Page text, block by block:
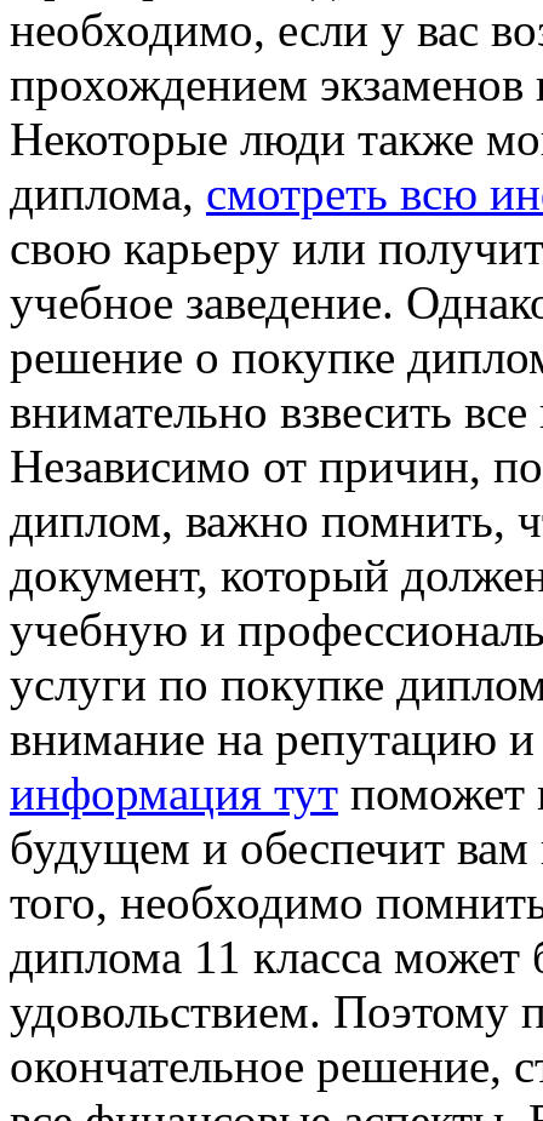
необходимо, если у вас
прохождением
Некоторые люди также
диплома, смотреть всю
свою карьеру или
учебное заведение.
решение о покупке
внимательно взвесить
Независимо от причин,
диплом, важно помнить,
документ, который
учебную и
услуги по покупке
внимание на репутацию
информация тут поможет
будущем и обеспечит
того, необходимо
диплома 11 класса
удовольствием. Поэтому
окончательное решение,